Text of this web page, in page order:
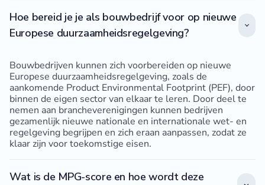
Hoe bereid je je als bouwbedrijf voor op nieuwe
Europese duurzaamheidsregelgeving?
Bouwbedrijven kunnen zich voorbereiden op nieuwe
Europese duurzaamheidsregelgeving, zoals de
aankomende Product Environmental Footprint (PEF), door
binnen de eigen sector van elkaar te leren. Door deel te
nemen aan brancheverenigingen kunnen bedrijven
gezamenlijk nieuwe nationale en internationale wet- en
regelgeving begrijpen en zich eraan aanpassen, zodat ze
klaar zijn voor toekomstige eisen.
Wat is de MPG-score en hoe wordt deze